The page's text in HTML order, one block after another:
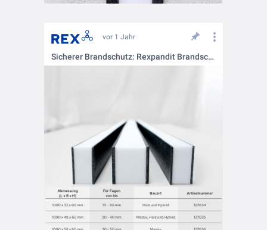
vor 1 Jahr
Sicherer Brandschutz: Rexpandit Brandschutz-Fugenelement